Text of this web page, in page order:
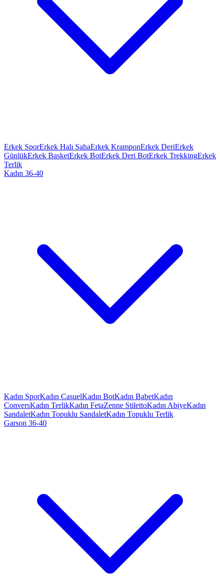
Erkek SporErkek Halı SahaErkek KramponErkek DeriErkek
GünlükErkek BasketErkek BotErkek Deri BotErkek TrekkingErkek
Terlik
Kadın 36-40
Kadın SporKadın CasuelKadın BotKadın BabetKadın
ConversKadın TerlikKadın FetaZenne StilettoKadın AbiyeKadın
SandaletKadın Topuklu SandaletKadın Topuklu Terlik
Garson 36-40